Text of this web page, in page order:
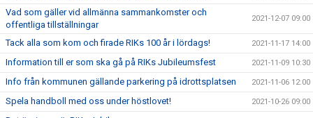
Vad som gäller vid allmänna sammankomster och
offentliga tillställningar
2021-12-07 09:00
Tack alla som kom och firade RIKs 100 år i lördags! 2021-11-17 14:00
Information till er som ska gå på RIKs Jubileumsfest 2021-11-09 10:30
Info från kommunen gällande parkering på idrottsplatsen 2021-11-06 12:00
Spela handboll med oss under höstlovet! 2021-10-26 09:00